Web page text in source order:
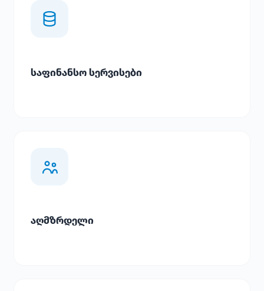
საფინანსო სერვისები
აღმზრდელი